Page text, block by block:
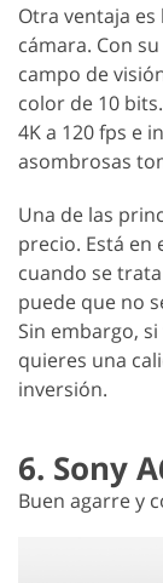
Otra ventaja
cámara. Con
campo de
color de 10
4K a 120 fps e
asombrosas
Una de las
precio. Está
cuando se
puede que no
Sin embargo,
quieres una
inversión.
6. Sony
Buen agarre y